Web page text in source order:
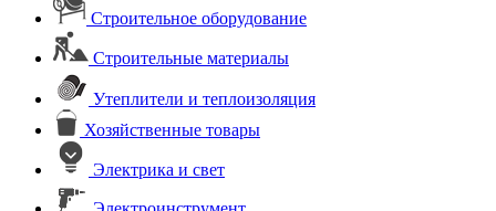
Строительное оборудование
Строительные материалы
Утеплители и теплоизоляция
Хозяйственные товары
Электрика и свет